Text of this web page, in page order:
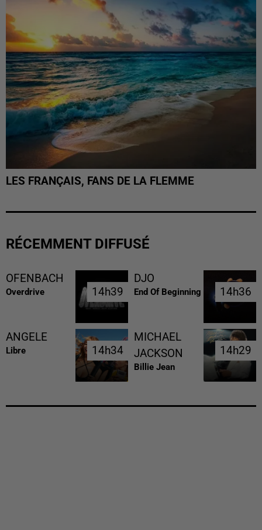
LES FRANÇAIS, FANS DE LA FLEMME
RÉCEMMENT DIFFUSÉ
OFENBACH
Overdrive 14h39
14h39
DJO
End Of Beginning 14h36
14h36
ANGELE
Libre 14h34
14h34
MICHAEL
JACKSON
Billie Jean
14h29
14h29